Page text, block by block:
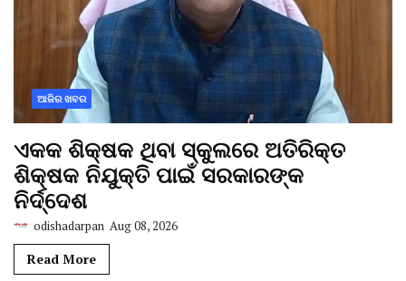
ଆଜିର ଖବର
ଏକକ ଶିକ୍ଷକ ଥିବା ସ୍କୁଲରେ ଅତିରିକ୍ତ
ଶିକ୍ଷକ ନିଯୁକ୍ତି ପାଇଁ ସରକାରଙ୍କ
ନିର୍ଦ୍ଦେଶ
odishadarpan Aug 08, 2026
Read More